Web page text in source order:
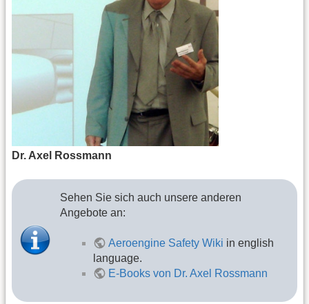
Dr. Axel Rossmann
Sehen Sie sich auch unsere anderen
Angebote an:
Aeroengine Safety Wiki in english
language.
E-Books von Dr. Axel Rossmann